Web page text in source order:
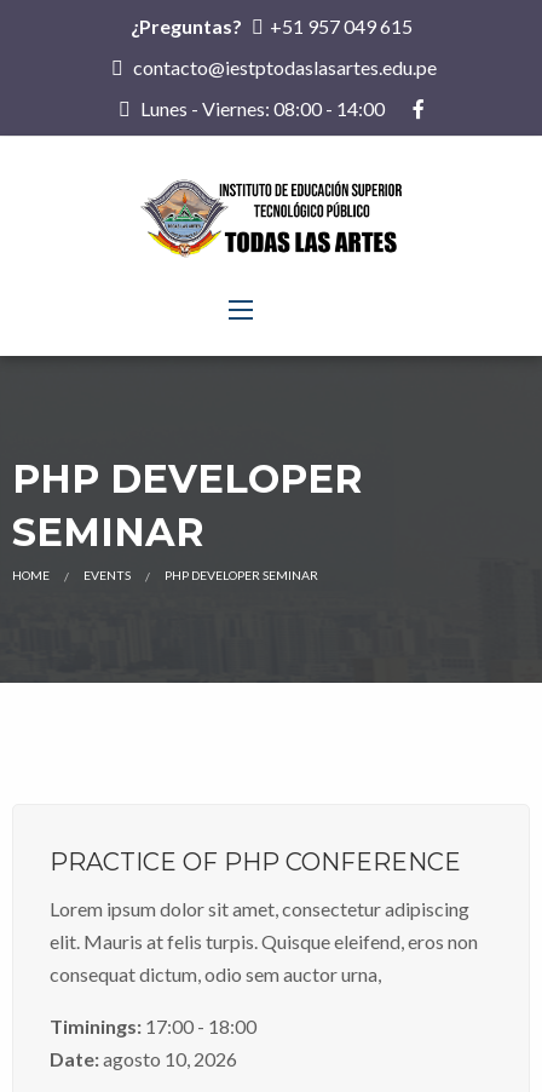
¿Preguntas?
+51 957 049 615
contacto@iestptodaslasartes.edu.pe
Lunes - Viernes: 08:00 - 14:00
PHP DEVELOPER
SEMINAR
HOME EVENTS CURRENT:
PHP DEVELOPER SEMINAR
PRACTICE OF PHP CONFERENCE
Lorem ipsum dolor sit amet, consectetur adipiscing
elit. Mauris at felis turpis. Quisque eleifend, eros non
consequat dictum, odio sem auctor urna,
Timinings: 17:00 - 18:00
Date:agosto 10, 2026